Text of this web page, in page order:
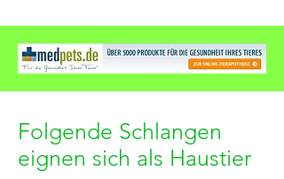
Folgende Schlangen
eignen sich als Haustier